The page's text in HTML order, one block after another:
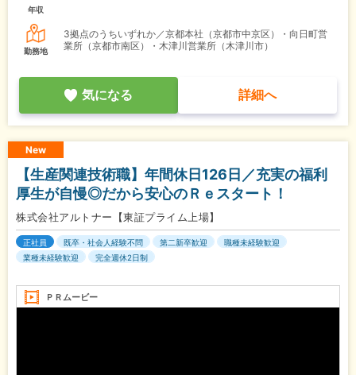
年収
勤務地
3拠点のうちいずれか／京都本社（京都市中京区）・向日町営
業所（京都市南区）・木津川営業所（木津川市）
気になる 詳細へ
New
【生産関連技術職】年間休日126日／充実の福利
厚生が自慢◎だから安心のＲｅスタート！
株式会社アルトナー【東証プライム上場】
正社員 既卒・社会人経験不問 第二新卒歓迎
職種未経験歓迎
業種未経験歓迎
完全週休2日制
ＰＲムービー